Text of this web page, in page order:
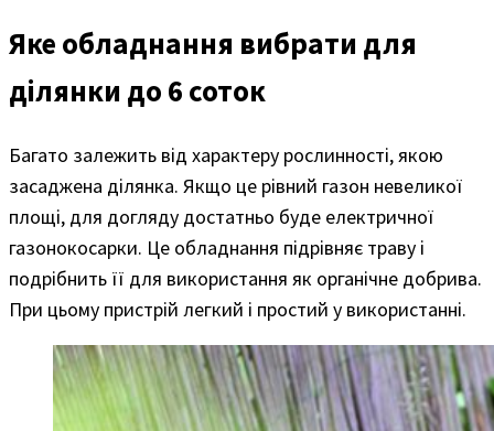
Яке обладнання вибрати для
ділянки до 6 соток
Багато залежить від характеру рослинності, якою
засаджена ділянка. Якщо це рівний газон невеликої
площі, для догляду достатньо буде електричної
газонокосарки. Це обладнання підрівняє траву і
подрібнить її для використання як органічне добрива.
При цьому пристрій легкий і простий у використанні.